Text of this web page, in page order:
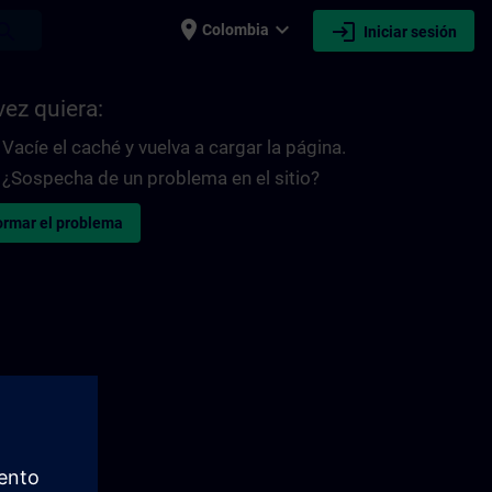
place Colombia expand_more login Iniciar sesión
quiera:
Vacíe el caché y vuelva a cargar la página.
¿Sospecha de un problema en el sitio?
el problema